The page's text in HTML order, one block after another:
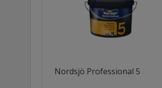
Nordsjö Professional 5